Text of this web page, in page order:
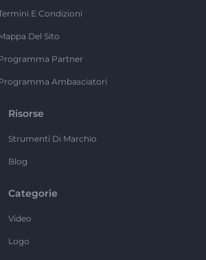
E Condizioni
Del Sito
Partner
Ambasciatori
Risorse
Strumenti Di Marchio
Blog
Categorie
Video
Logo